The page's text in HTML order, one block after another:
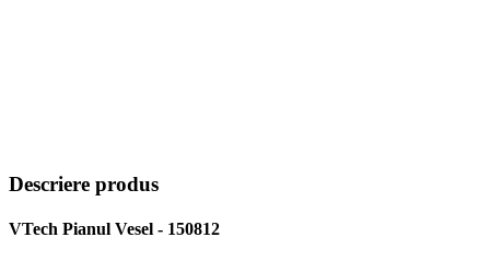
Descriere produs
VTech Pianul Vesel - 150812